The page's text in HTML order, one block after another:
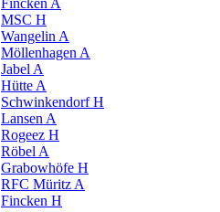
Fincken A
MSC H
Wangelin A
Möllenhagen A
Jabel A
Hütte A
Schwinkendorf H
Lansen A
Rogeez H
Röbel A
Grabowhöfe H
RFC Müritz A
Fincken H